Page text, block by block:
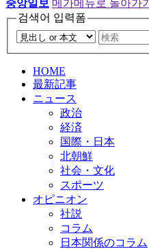
중앙일보 메가메뉴로 돌아가기
검색어 입력폼
HOME
最新記事
ニュース
政治
経済
国際・日本
北朝鮮
社会・文化
スポーツ
オピニオン
社説
コラム
日本関係のコラム